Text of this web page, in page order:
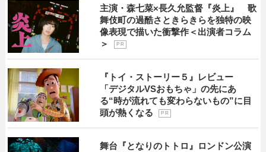
主演・森七菜×長久允監督『炎上』 歌
舞伎町の過酷さときらきらを独特の映
像表現で描いた衝撃作＜出演者コラム
＞
P R
『トイ・ストーリー５』レビュー
「デジタルVSおもちゃ」の先にあ
る“時が流れても変わらないもの”に目
頭が熱くなる
P R
舞台『となりのトトロ』ロンドン公演